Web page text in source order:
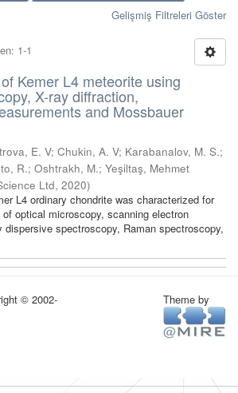
Gelişmiş Filtreleri Göster
1-1
Kemer L4 meteorite using
X-ray diffraction,
and Mossbauer
E. V; Chukin, A. V; Karabanalov, M. S.;
R.; Oshtrakh, M.; Yeşiltaş, Mehmet
Ltd, 2020)
L4 ordinary chondrite was characterized for
optical microscopy, scanning electron
dispersive spectroscopy, Raman spectroscopy,
© 2002-
Theme by